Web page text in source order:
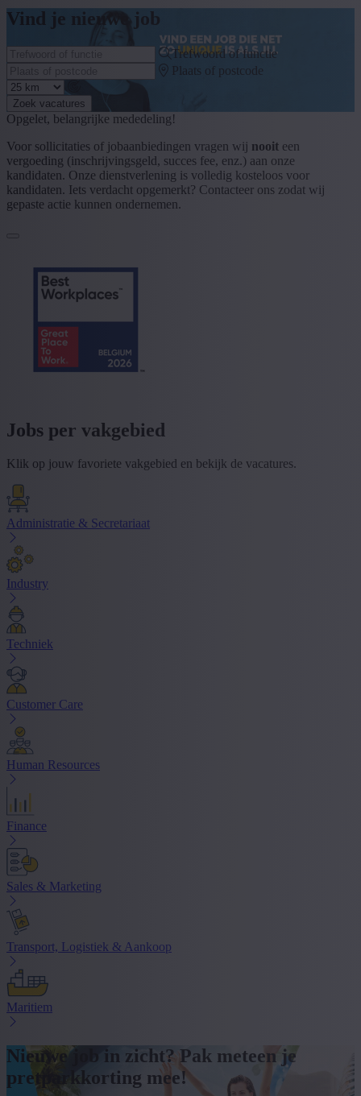
Vind je nieuwe job
Trefwoord of functie
Plaats of postcode
Zoek vacatures
Opgelet, belangrijke mededeling!
Voor sollicitaties of jobaanbiedingen vragen wij nooit een
vergoeding (inschrijvingsgeld, succes fee, enz.) aan onze
kandidaten. Onze dienstverlening is volledig kosteloos voor
kandidaten. Iets verdacht opgemerkt? Contacteer ons zodat wij
gepaste actie kunnen ondernemen.
Jobs per vakgebied
Klik op jouw favoriete vakgebied en bekijk de vacatures.
Administratie & Secretariaat
Industry
Techniek
Customer Care
Human Resources
Finance
Sales & Marketing
Transport, Logistiek & Aankoop
Maritiem
Nieuwe job in zicht? Pak meteen je
pretparkkorting mee!